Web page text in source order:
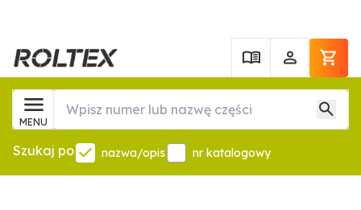
MENU
Szukaj po nazwa/opis nr katalogowy